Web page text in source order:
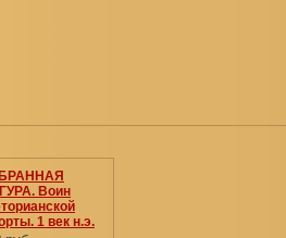
Воин
1 век н.э.